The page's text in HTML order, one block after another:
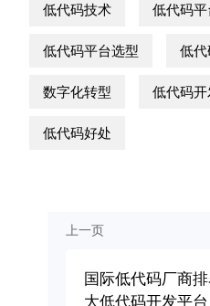
低代码技术 低代码
低代码平台选型 低
数字化转型 低代码
低代码好处
上一页
国际低代码厂商
大低代码开发平台